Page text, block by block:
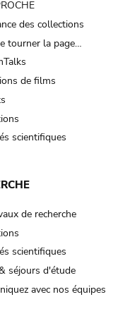
des collections
tourner la page…
de films
scientifiques
de recherche
scientifiques
séjours d'étude
avec nos équipes